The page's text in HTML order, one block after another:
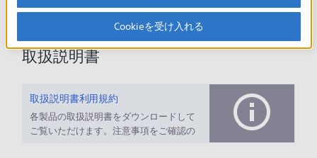
取扱説明書
取扱説明書利用規約
各製品の取扱説明書をダウンロードして
ご覧いただけます。注意事項をご確認の
Cookieを受け入れる